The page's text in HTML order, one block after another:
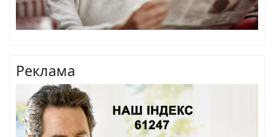
Реклама